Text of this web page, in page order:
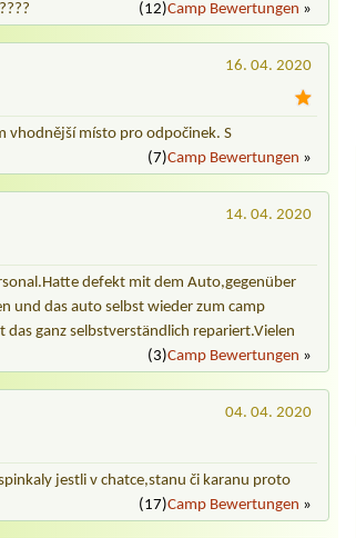
(12)Camp Bewertungen »
16. 04. 2020
vhodnější místo pro odpočinek. S
(7)Camp Bewertungen »
14. 04. 2020
defekt mit dem Auto,gegenüber
und das auto selbst wieder zum camp
ganz selbstverständlich repariert.Vielen
(3)Camp Bewertungen »
04. 04. 2020
jestli v chatce,stanu či karanu proto
(17)Camp Bewertungen »